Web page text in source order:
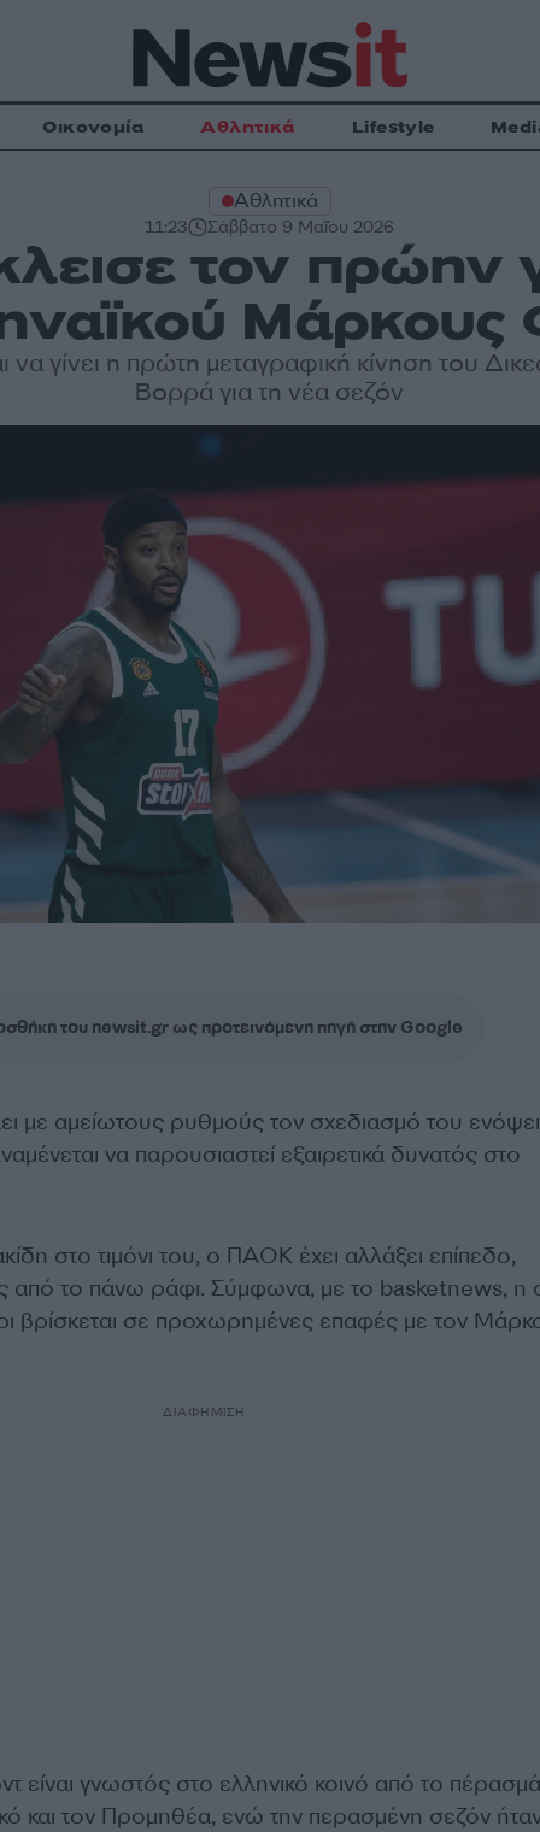
Οικονομία Αθλητικά Lifestyle
Αθλητικά
11:23 Σάββατο 9 Μαΐου 2026
τον πρώην
Μάρκους
να γίνει η πρώτη μεταγραφική κίνηση του
Βορρά για τη νέα σεζόν
του newsit.gr ως προτεινόμενη πηγή στην Google
με αμείωτους ρυθμούς τον σχεδιασμό του
να παρουσιαστεί εξαιρετικά δυνατός στο
στο τιμόνι του, ο ΠΑΟΚ έχει αλλάξει επίπεδο,
από το πάνω ράφι. Σύμφωνα, με το basketnews, η
βρίσκεται σε προχωρημένες επαφές με τον
ΔΙΑΦΗΜΙΣΗ
είναι γνωστός στο ελληνικό κοινό από το
και τον Προμηθέα, ενώ την περασμένη σεζόν